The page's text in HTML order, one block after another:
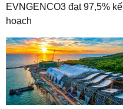
EVNGENCO3 đạt 97,5% kế
hoạch